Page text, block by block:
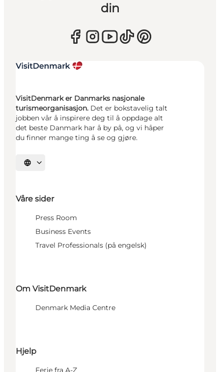
din
VisitDenmark er Danmarks nasjonale
turismeorganisasjon. Det er bokstavelig talt
jobben vår å inspirere deg til å oppdage alt
det beste Danmark har å by på, og vi håper
du finner mange ting å se og gjøre.
Velg språk
Våre sider
Press Room
Business Events
Travel Professionals (på engelsk)
Om VisitDenmark
Denmark Media Centre
Hjelp